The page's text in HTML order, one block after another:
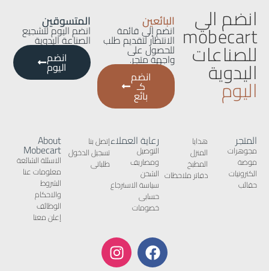
انضم الي
mobecart
للصناعات
اليدوية
اليوم
البائعين
انضم إلى قائمة
الانتظار لتقديم طلب
للحصول على
واجهة متجر.
انضم
كـ
بائع
المتسوقين
انضم اليوم لتشجيع
الصناعة اليدوية
انضم
اليوم
المتجر
مجوهرات
موضة
الكترونيات
حقائب
هدايا
المنزل
المطبخ
دفاتر ملاحظات
رعاية العملاء
التوصيل
ومصاريف
الشحن
سياسة الاسترجاع
حسابى
خصومات
إتصل بنا
تسجيل الدخول
طلباتى
About
Mobecart
الاسئلة الشائعة
معلومات عنا
الشروط
والاحكام
الوظائف
إعلن معنا